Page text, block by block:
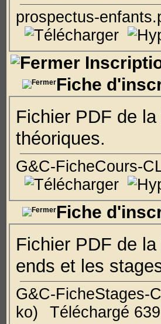
prospectus-
Fiche
Fichier PDF de
théoriques.
G&C-FicheCours-
Fiche
Fichier PDF de
ends et les
G&C-FicheStages-
ko)
Téléchargé